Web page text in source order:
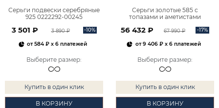
Серьги подвески серебряные
925 0222292-00245
3 501 ₽ 3 890 ₽ -10%
от584 ₽ x 6 платежей
Выберите размер:
Купить в один клик
В КОРЗИНУ
Серьги золотые 585 с
топазами и аметистами
56 432 ₽ 67 990 ₽ -17%
от9 406 ₽x 6 платежей
Выберите размер:
Купить в один клик
В КОРЗИНУ